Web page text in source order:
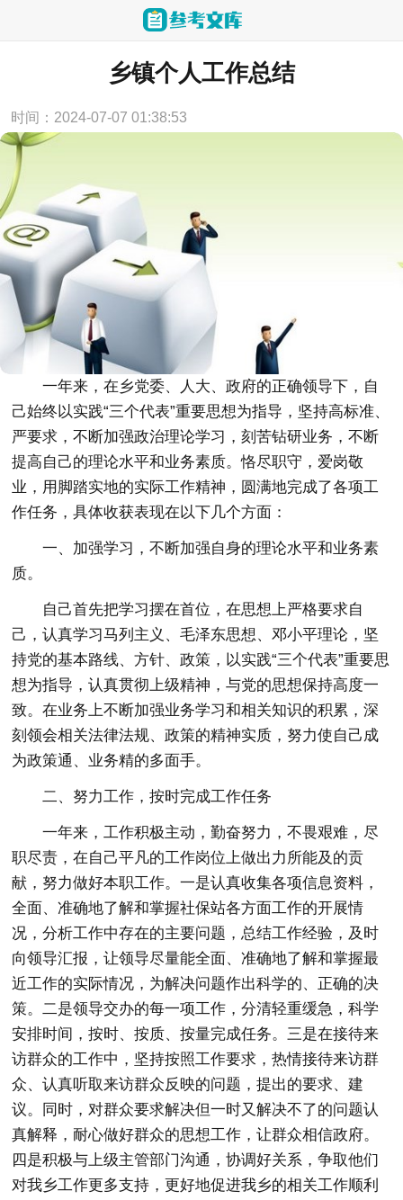
当前位置： 首页 > 工作总结
乡镇个人工作总结
时间：2024-07-07 01:38:53
一年来，在乡党委、人大、政府的正确领导下，自
己始终以实践“三个代表”重要思想为指导，坚持高标准、
严要求，不断加强政治理论学习，刻苦钻研业务，不断
提高自己的理论水平和业务素质。恪尽职守，爱岗敬
业，用脚踏实地的实际工作精神，圆满地完成了各项工
作任务，具体收获表现在以下几个方面：
一、加强学习，不断加强自身的理论水平和业务素
质。
自己首先把学习摆在首位，在思想上严格要求自
己，认真学习马列主义、毛泽东思想、邓小平理论，坚
持党的基本路线、方针、政策，以实践“三个代表”重要思
想为指导，认真贯彻上级精神，与党的思想保持高度一
致。在业务上不断加强业务学习和相关知识的积累，深
刻领会相关法律法规、政策的精神实质，努力使自己成
为政策通、业务精的多面手。
二、努力工作，按时完成工作任务
一年来，工作积极主动，勤奋努力，不畏艰难，尽
职尽责，在自己平凡的工作岗位上做出力所能及的贡
献，努力做好本职工作。一是认真收集各项信息资料，
全面、准确地了解和掌握社保站各方面工作的开展情
况，分析工作中存在的主要问题，总结工作经验，及时
向领导汇报，让领导尽量能全面、准确地了解和掌握最
近工作的实际情况，为解决问题作出科学的、正确的决
策。二是领导交办的每一项工作，分清轻重缓急，科学
安排时间，按时、按质、按量完成任务。三是在接待来
访群众的工作中，坚持按照工作要求，热情接待来访群
众、认真听取来访群众反映的问题，提出的要求、建
议。同时，对群众要求解决但一时又解决不了的问题认
真解释，耐心做好群众的思想工作，让群众相信政府。
四是积极与上级主管部门沟通，协调好关系，争取他们
对我乡工作更多支持，更好地促进我乡的相关工作顺利